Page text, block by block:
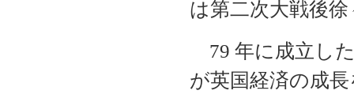
は第二次大戦後
79 年に成立し
が英国経済の成